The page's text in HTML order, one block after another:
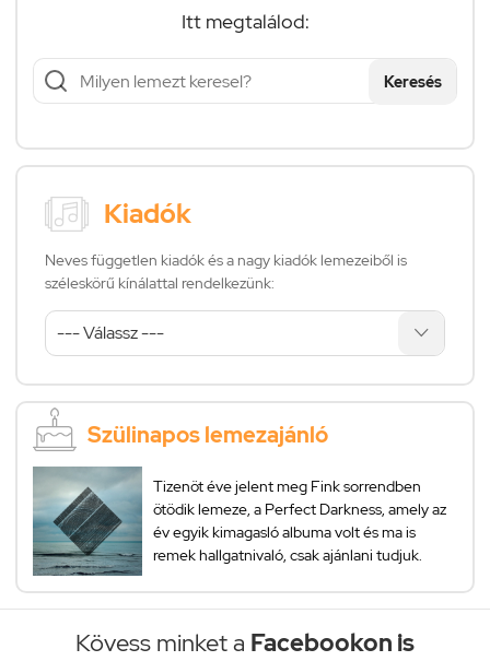
Itt megtalálod:
Keresés
Kiadók
Neves független kiadók és a nagy kiadók lemezeiből is
széleskörű kínálattal rendelkezünk:
Szülinapos lemezajánló
Tizenöt éve jelent meg Fink sorrendben
ötödik lemeze, a Perfect Darkness, amely az
év egyik kimagasló albuma volt és ma is
remek hallgatnivaló, csak ajánlani tudjuk.
Kövess minket a Facebookon is